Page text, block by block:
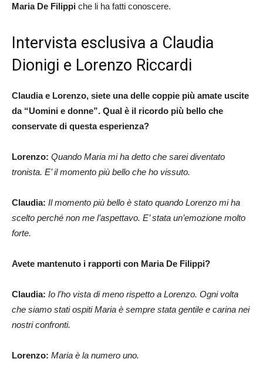
Maria De Filippi che li ha fatti conoscere.
Intervista esclusiva a Claudia
Dionigi e Lorenzo Riccardi
Claudia e Lorenzo, siete una delle coppie più amate uscite
da “Uomini e donne”. Qual è il ricordo più bello che
conservate di questa esperienza?
Lorenzo: Quando Maria mi ha detto che sarei diventato
tronista. E’ il momento più bello che ho vissuto.
Claudia: Il momento più bello è stato quando Lorenzo mi ha
scelto perché non me l’aspettavo. E’ stata un’emozione molto
forte.
Avete mantenuto i rapporti con Maria De Filippi?
Claudia: Io l’ho vista di meno rispetto a Lorenzo. Ogni volta
che siamo stati ospiti Maria è sempre stata gentile e carina nei
nostri confronti.
Lorenzo: Maria è la numero uno.